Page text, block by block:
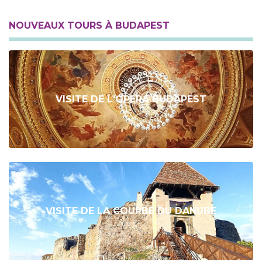
NOUVEAUX TOURS À BUDAPEST
VISITE DE L'OPERA BUDAPEST
VISITE DE LA COURBE DU DANUBE